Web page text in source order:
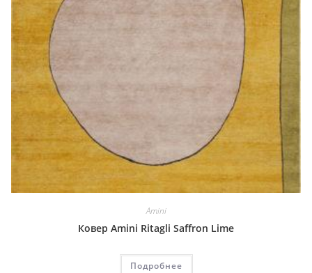
Amini
Ковер Amini Ritagli Saffron Lime
Подробнее